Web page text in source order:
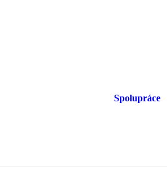
Spolupráce